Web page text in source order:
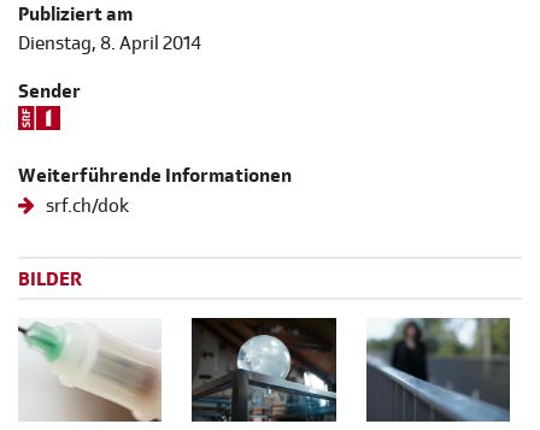
Publiziert am
Dienstag, 8. April 2014
Sender
Weiterführende Informationen
srf.ch/dok
BILDER